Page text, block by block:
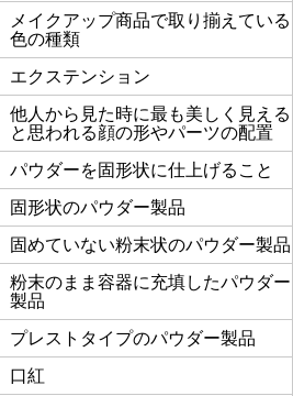
メイクアップ商品で取り揃えている
色の種類
エクステンション
他人から見た時に最も美しく見える
と思われる顔の形やパーツの配置
パウダーを固形状に仕上げること
固形状のパウダー製品
固めていない粉末状のパウダー製品
粉末のまま容器に充填したパウダー
製品
プレストタイプのパウダー製品
口紅